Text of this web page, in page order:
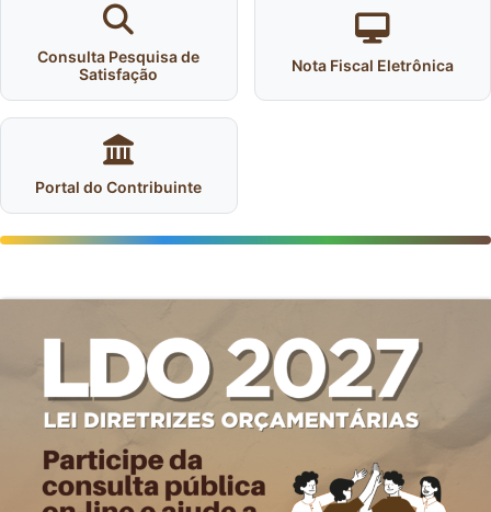
Consulta Pesquisa de
Satisfação
Nota Fiscal Eletrônica
Portal do Contribuinte